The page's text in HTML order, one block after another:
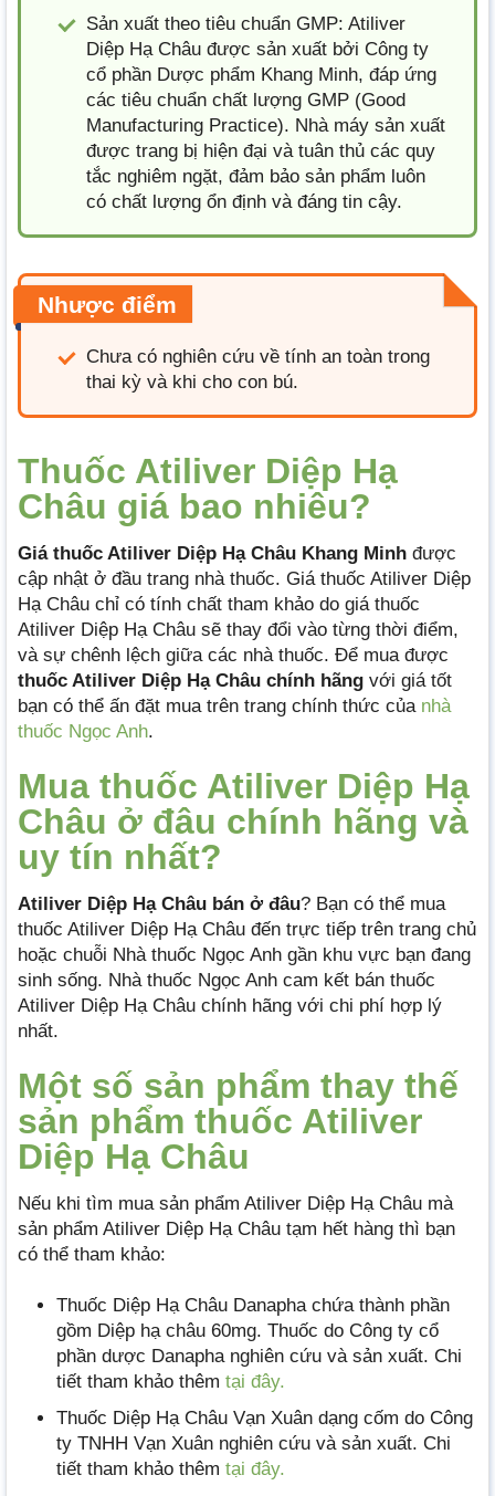
Sản xuất theo tiêu chuẩn GMP: Atiliver
Diệp Hạ Châu được sản xuất bởi Công ty
cổ phần Dược phẩm Khang Minh, đáp ứng
các tiêu chuẩn chất lượng GMP (Good
Manufacturing Practice). Nhà máy sản xuất
được trang bị hiện đại và tuân thủ các quy
tắc nghiêm ngặt, đảm bảo sản phẩm luôn
có chất lượng ổn định và đáng tin cậy.
Nhược điểm
Chưa có nghiên cứu về tính an toàn trong
thai kỳ và khi cho con bú.
Thuốc Atiliver Diệp Hạ
Châu giá bao nhiêu?
Giá thuốc Atiliver Diệp Hạ Châu Khang Minh được
cập nhật ở đầu trang nhà thuốc. Giá thuốc Atiliver Diệp
Hạ Châu chỉ có tính chất tham khảo do giá thuốc
Atiliver Diệp Hạ Châu sẽ thay đổi vào từng thời điểm,
và sự chênh lệch giữa các nhà thuốc. Để mua được
thuốc Atiliver Diệp Hạ Châu chính hãng với giá tốt
bạn có thể ấn đặt mua trên trang chính thức của nhà
thuốc Ngọc Anh.
Mua thuốc Atiliver Diệp Hạ
Châu ở đâu chính hãng và
uy tín nhất?
Atiliver Diệp Hạ Châu bán ở đâu? Bạn có thể mua
thuốc Atiliver Diệp Hạ Châu đến trực tiếp trên trang chủ
hoặc chuỗi Nhà thuốc Ngọc Anh gần khu vực bạn đang
sinh sống. Nhà thuốc Ngọc Anh cam kết bán thuốc
Atiliver Diệp Hạ Châu chính hãng với chi phí hợp lý
nhất.
Một số sản phẩm thay thế
sản phẩm thuốc Atiliver
Diệp Hạ Châu
Nếu khi tìm mua sản phẩm Atiliver Diệp Hạ Châu mà
sản phẩm Atiliver Diệp Hạ Châu tạm hết hàng thì bạn
có thể tham khảo:
Thuốc Diệp Hạ Châu Danapha chứa thành phần
gồm Diệp hạ châu 60mg. Thuốc do Công ty cổ
phần dược Danapha nghiên cứu và sản xuất. Chi
tiết tham khảo thêm tại đây.
Thuốc Diệp Hạ Châu Vạn Xuân dạng cốm do Công
ty TNHH Vạn Xuân nghiên cứu và sản xuất. Chi
tiết tham khảo thêm tại đây.